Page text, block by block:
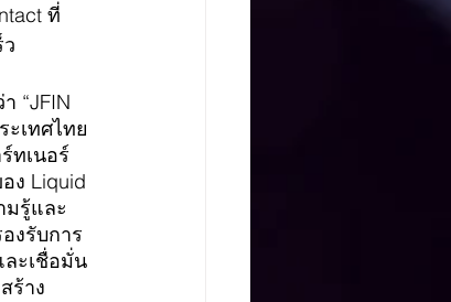
ที่
“JFIN
เทศไทย
ทเนอร์
ง Liquid
มรู้และ
งรับการ
ะเชื่อมั่น
ร้าง